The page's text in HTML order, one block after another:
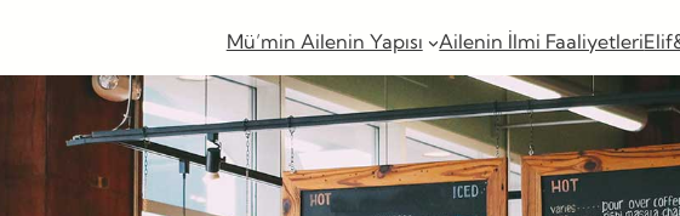
Mü’min Ailenin Yapısı Ailenin İlmi Faaliyetleri